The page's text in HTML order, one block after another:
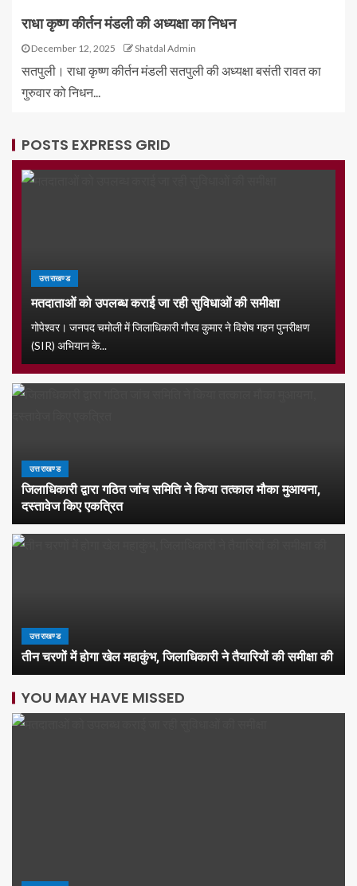
राधा कृष्ण कीर्तन मंडली की अध्यक्षा का निधन
December 12, 2025 Shatdal Admin
सतपुली। राधा कृष्ण कीर्तन मंडली सतपुली की अध्यक्षा बसंती रावत का
गुरुवार को निधन...
POSTS EXPRESS GRID
उत्तराखण्ड
मतदाताओं को उपलब्ध कराई जा रही सुविधाओं की समीक्षा
गोपेश्वर। जनपद चमोली में जिलाधिकारी गौरव कुमार ने विशेष गहन पुनरीक्षण
(SIR) अभियान के...
उत्तराखण्ड
जिलाधिकारी द्वारा गठित जांच समिति ने किया तत्काल मौका मुआयना,
दस्तावेज किए एकत्रित
उत्तराखण्ड
तीन चरणों में होगा खेल महाकुंभ, जिलाधिकारी ने तैयारियों की समीक्षा की
YOU MAY HAVE MISSED